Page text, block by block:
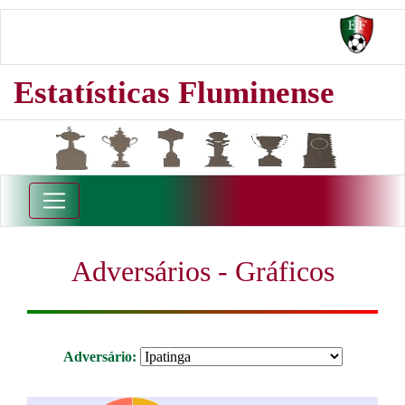
Estatísticas Fluminense
Adversários - Gráficos
Adversário: